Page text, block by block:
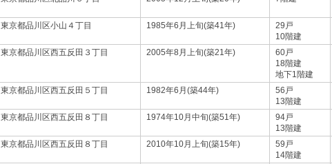
東京都品川区小山４丁目 1985年6月上旬(築41年)
29戸
10階建
東京都品川区西五反田３丁目 2005年8月上旬(築21年)
60戸
18階建
地下1階建
東京都品川区西五反田５丁目 1982年6月(築44年)
56戸
13階建
東京都品川区西五反田８丁目 1974年10月中旬(築51年)
94戸
13階建
東京都品川区西五反田８丁目 2010年10月上旬(築15年)
59戸
14階建